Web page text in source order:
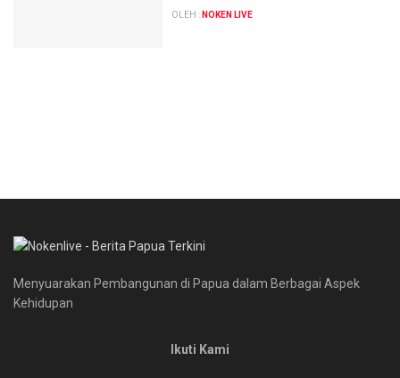
OLEH : NOKEN LIVE
Menyuarakan Pembangunan di Papua dalam Berbagai Aspek
Kehidupan
Ikuti Kami